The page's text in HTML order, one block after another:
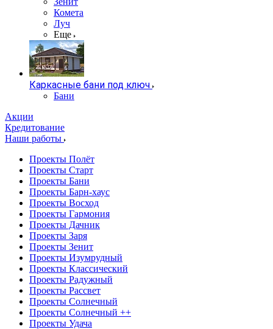
Комета
Луч
Еще
Каркасные бани под ключ
Бани
Акции
Кредитование
Наши работы
Проекты Полёт
Проекты Старт
Проекты Бани
Проекты Барн-хаус
Проекты Восход
Проекты Гармония
Проекты Дачник
Проекты Заря
Проекты Зенит
Проекты Изумрудный
Проекты Классический
Проекты Радужный
Проекты Рассвет
Проекты Солнечный
Проекты Солнечный ++
Проекты Удача